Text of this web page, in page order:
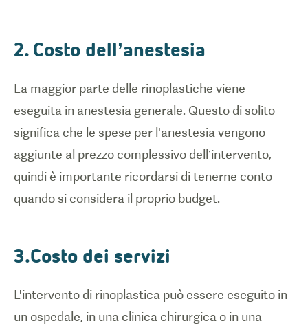
2. Costo dell’anestesia
La maggior parte delle rinoplastiche viene
eseguita in anestesia generale. Questo di solito
significa che le spese per l'anestesia vengono
aggiunte al prezzo complessivo dell’intervento,
quindi è importante ricordarsi di tenerne conto
quando si considera il proprio budget.
3.Costo dei servizi
L'intervento di rinoplastica può essere eseguito in
un ospedale, in una clinica chirurgica o in una